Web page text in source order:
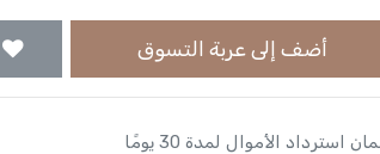
أضف إلى عربة التسوق
استرداد الأموال لمدة 30 يومًا